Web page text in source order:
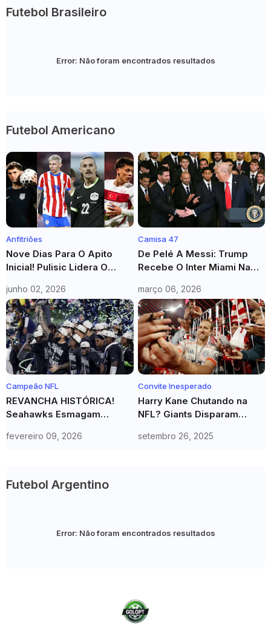
Futebol Brasileiro
Error: Não foram encontrados resultados
Futebol Americano
Anfitriões
Nove Dias Para O Apito
Inicial! Pulisic Lidera O
junho 02, 2026
Camisa 47
De Pelé A Messi: Trump
Recebe O Inter Miami Na
Craque
março 06, 2026
Campeão NFL
REVANCHA HISTÓRICA!
Seahawks Esmagam
SUPER BOWL 60 em
fevereiro 09, 2026
Convite Inesperado
Harry Kane Chutando na
NFL? Giants Disparam
NÃO VAI ACREDITAR
setembro 26, 2025
Futebol Argentino
Error: Não foram encontrados resultados